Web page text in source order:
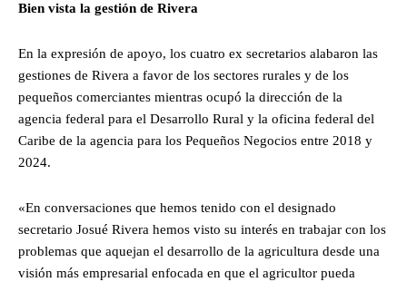
Bien vista la gestión de Rivera
En la expresión de apoyo, los cuatro ex secretarios alabaron las
gestiones de Rivera a favor de los sectores rurales y de los
pequeños comerciantes mientras ocupó la dirección de la
agencia federal para el Desarrollo Rural y la oficina federal del
Caribe de la agencia para los Pequeños Negocios entre 2018 y
2024.
«En conversaciones que hemos tenido con el designado
secretario Josué Rivera hemos visto su interés en trabajar con los
problemas que aquejan el desarrollo de la agricultura desde una
visión más empresarial enfocada en que el agricultor pueda